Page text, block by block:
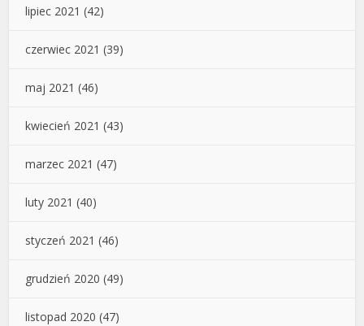
lipiec 2021 (42)
czerwiec 2021 (39)
maj 2021 (46)
kwiecień 2021 (43)
marzec 2021 (47)
luty 2021 (40)
styczeń 2021 (46)
grudzień 2020 (49)
listopad 2020 (47)